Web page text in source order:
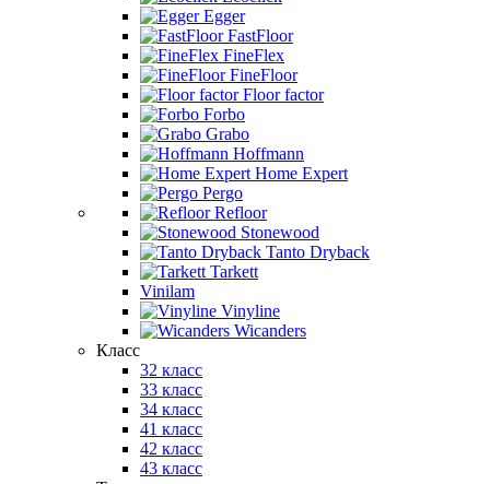
Egger
FastFloor
FineFlex
FineFloor
Floor factor
Forbo
Grabo
Hoffmann
Home Expert
Pergo
Refloor
Stonewood
Tanto Dryback
Tarkett
Vinilam
Vinyline
Wicanders
Класс
32 класс
33 класс
34 класс
41 класс
42 класс
43 класс